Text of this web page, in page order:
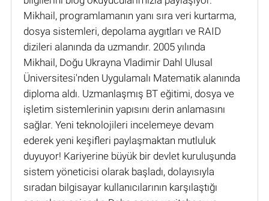
Mikhail, programlamanın yanı sıra veri kurtarma,
dosya sistemleri, depolama aygıtları ve RAID
dizileri alanında da uzmandır. 2005 yılında
Mikhail, Doğu Ukrayna Vladimir Dahl Ulusal
Üniversitesi'nden Uygulamalı Matematik alanında
diploma aldı. Uzmanlaşmış BT eğitimi, dosya ve
işletim sistemlerinin yapısını derin anlamasını
sağlar. Yeni teknolojileri incelemeye devam
ederek yeni keşifleri paylaşmaktan mutluluk
duyuyor! Kariyerine büyük bir devlet kuruluşunda
sistem yöneticisi olarak başladı, dolayısıyla
sıradan bilgisayar kullanıcılarının karşılaştığı